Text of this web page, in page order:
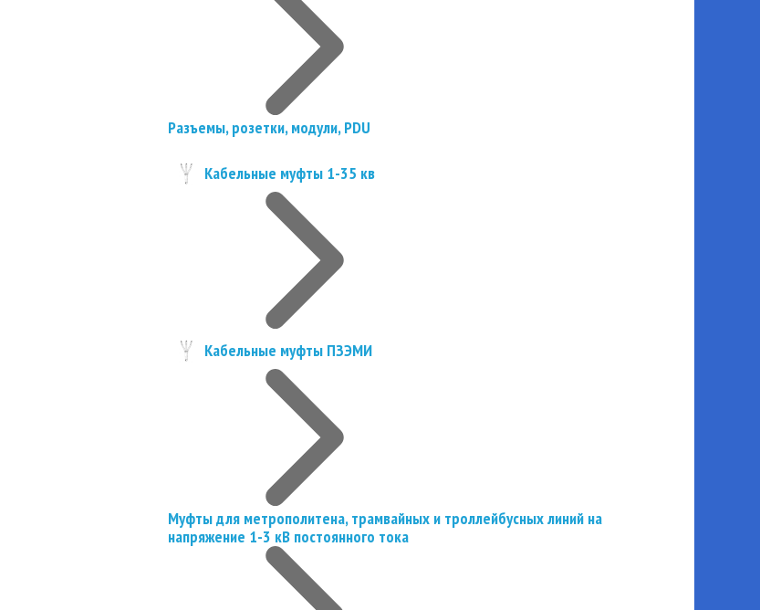
Разъемы, розетки, модули, PDU
Кабельные муфты 1-35 кв
Кабельные муфты ПЗЭМИ
Муфты для метрополитена, трамвайных и троллейбусных линий на
напряжение 1-3 кВ постоянного тока